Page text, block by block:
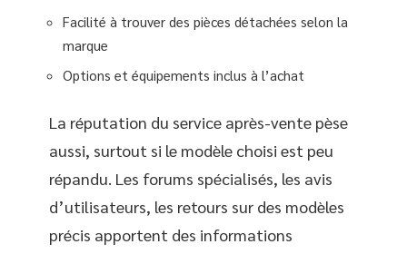
Facilité à trouver des pièces détachées selon la
marque
Options et équipements inclus à l’achat
La réputation du service après-vente pèse
aussi, surtout si le modèle choisi est peu
répandu. Les forums spécialisés, les avis
d’utilisateurs, les retours sur des modèles
précis apportent des informations